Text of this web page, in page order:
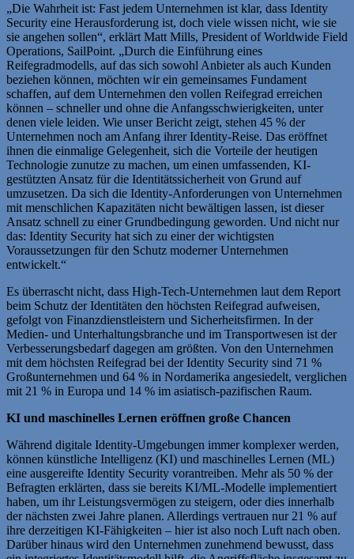
„Die Wahrheit ist: Fast jedem Unternehmen ist klar, dass Identity
Security eine Herausforderung ist, doch viele wissen nicht, wie sie
sie angehen sollen“, erklärt Matt Mills, President of Worldwide Field
Operations, SailPoint. „Durch die Einführung eines
Reifegradmodells, auf das sich sowohl Anbieter als auch Kunden
beziehen können, möchten wir ein gemeinsames Fundament
schaffen, auf dem Unternehmen den vollen Reifegrad erreichen
können – schneller und ohne die Anfangsschwierigkeiten, unter
denen viele leiden. Wie unser Bericht zeigt, stehen 45 % der
Unternehmen noch am Anfang ihrer Identity-Reise. Das eröffnet
ihnen die einmalige Gelegenheit, sich die Vorteile der heutigen
Technologie zunutze zu machen, um einen umfassenden, KI-
gestützten Ansatz für die Identitätssicherheit von Grund auf
umzusetzen. Da sich die Identity-Anforderungen von Unternehmen
mit menschlichen Kapazitäten nicht bewältigen lassen, ist dieser
Ansatz schnell zu einer Grundbedingung geworden. Und nicht nur
das: Identity Security hat sich zu einer der wichtigsten
Voraussetzungen für den Schutz moderner Unternehmen
entwickelt.“
Es überrascht nicht, dass High-Tech-Unternehmen laut dem Report
beim Schutz der Identitäten den höchsten Reifegrad aufweisen,
gefolgt von Finanzdienstleistern und Sicherheitsfirmen. In der
Medien- und Unterhaltungsbranche und im Transportwesen ist der
Verbesserungsbedarf dagegen am größten. Von den Unternehmen
mit dem höchsten Reifegrad bei der Identity Security sind 71 %
Großunternehmen und 64 % in Nordamerika angesiedelt, verglichen
mit 21 % in Europa und 14 % im asiatisch-pazifischen Raum.
KI und maschinelles Lernen eröffnen große Chancen
Während digitale Identity-Umgebungen immer komplexer werden,
können künstliche Intelligenz (KI) und maschinelles Lernen (ML)
eine ausgereifte Identity Security vorantreiben. Mehr als 50 % der
Befragten erklärten, dass sie bereits KI/ML-Modelle implementiert
haben, um ihr Leistungsvermögen zu steigern, oder dies innerhalb
der nächsten zwei Jahre planen. Allerdings vertrauen nur 21 % auf
ihre derzeitigen KI-Fähigkeiten – hier ist also noch Luft nach oben.
Darüber hinaus wird den Unternehmen zunehmend bewusst, dass